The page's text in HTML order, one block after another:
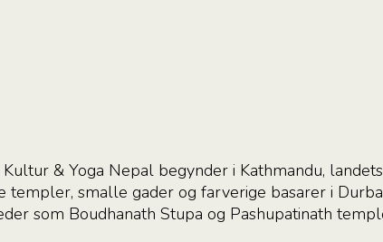
& Yoga Nepal begynder i Kathmandu,
templer, smalle gader og farverige basarer i
som Boudhanath Stupa og Pashupatinath